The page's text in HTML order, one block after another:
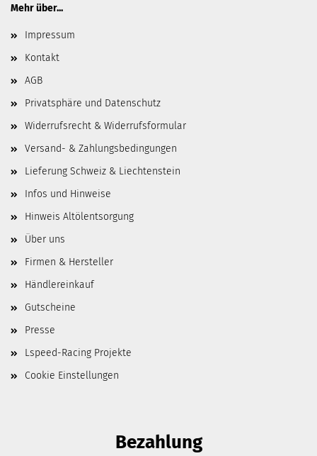
Mehr über...
Impressum
Kontakt
AGB
Privatsphäre und Datenschutz
Widerrufsrecht & Widerrufsformular
Versand- & Zahlungsbedingungen
Lieferung Schweiz & Liechtenstein
Infos und Hinweise
Hinweis Altölentsorgung
Über uns
Firmen & Hersteller
Händlereinkauf
Gutscheine
Presse
Lspeed-Racing Projekte
Cookie Einstellungen
Bezahlung